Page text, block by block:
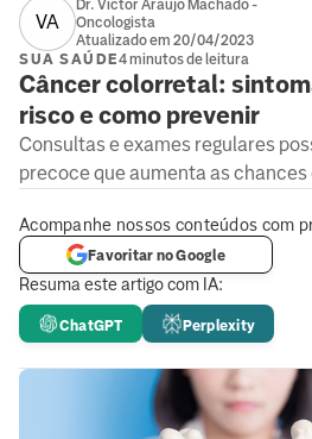
VA
Dr. Victor Araújo Machado -
Oncologista
Atualizado em 20/04/2023
SUA SAÚDE4 minutos de leitura
Câncer colorretal:
risco e como prevenir
Consultas e exames regulares
precoce que aumenta as chances
Resuma este artigo com IA:
ChatGPT Perplexity
Acompanhe nossos conteúdos com
Favoritar no Google